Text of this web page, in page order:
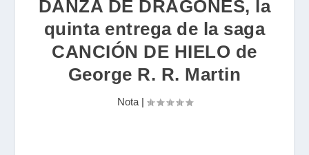
DANZA DE DRAGONES, la
quinta entrega de la saga
CANCIÓN DE HIELO de
George R. R. Martin
Nota|